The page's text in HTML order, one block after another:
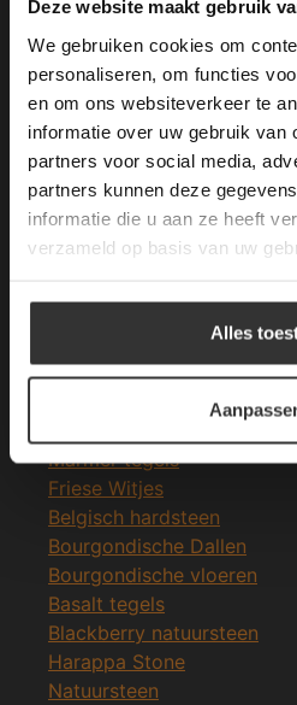
Deze website maakt gebruik
We gebruiken cookies om
personaliseren, om functies
en om ons websiteverkeer te
informatie over uw gebruik van
partners voor social media,
partners kunnen deze
informatie die u aan ze heeft
verzameld op basis van uw
Alles
Merken Glasmozaïek
Meeste Gezochte
Terrastegels
Leisteen terrastegels
Marmer tegels
Friese Witjes
Belgisch hardsteen
Bourgondische Dallen
Bourgondische vloeren
Basalt tegels
Blackberry natuursteen
Harappa Stone
Natuursteen
longer working. Please
Deze website
gebruikerservaring te
gebruik te maken van
toestemming voor
overeenstemming met
verder
ALLES
ALLES
DETAILS